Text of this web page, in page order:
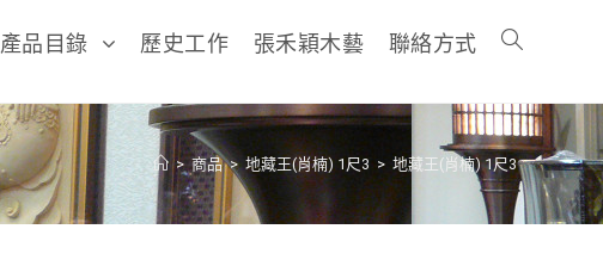
產品目錄 歷史工作 張禾穎木藝 聯絡方式
> 商品 > 地藏王(肖楠) 1尺3 > 地藏王(肖楠) 1尺3